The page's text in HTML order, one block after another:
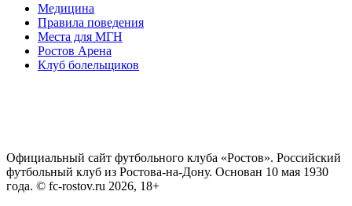
Медицина
Правила поведения
Места для МГН
Ростов Арена
Клуб болельщиков
Официальный сайт футбольного клуба «Ростов». Российский
футбольный клуб из Ростова-на-Дону. Основан 10 мая 1930
года. © fc-rostov.ru 2026, 18+